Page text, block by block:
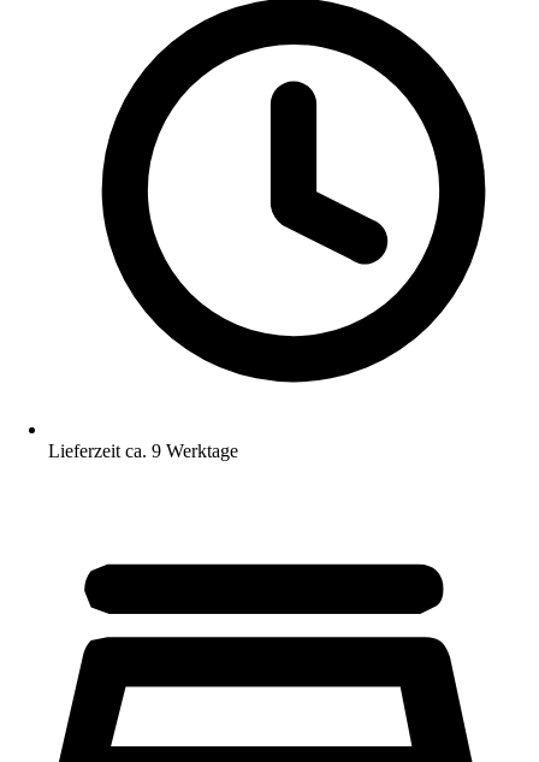
Lieferzeit ca. 9 Werktage